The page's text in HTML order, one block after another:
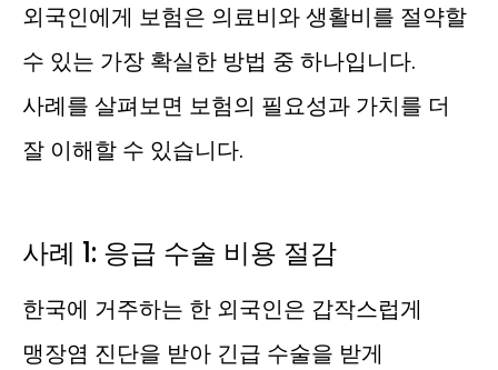
외국인에게 보험은 의료비와 생활비를 절약할
수 있는 가장 확실한 방법 중 하나입니다.
사례를 살펴보면 보험의 필요성과 가치를 더
잘 이해할 수 있습니다.
사례 1: 응급 수술 비용 절감
한국에 거주하는 한 외국인은 갑작스럽게
맹장염 진단을 받아 긴급 수술을 받게